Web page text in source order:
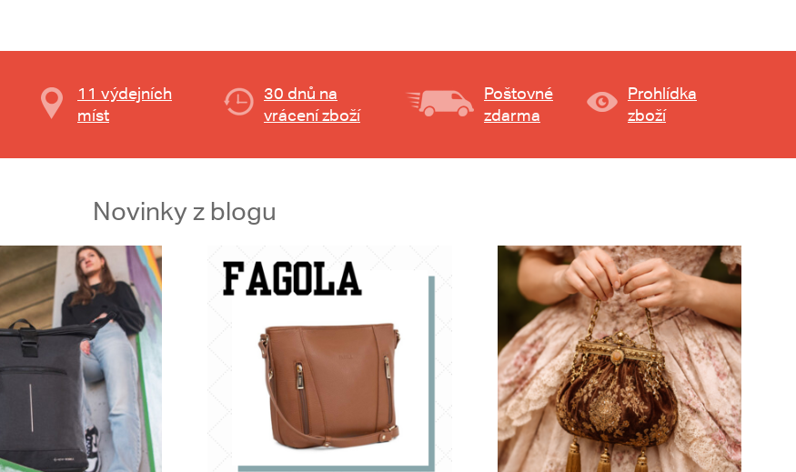
11 výdejních
míst
30 dnů na
vrácení zboží
Poštovné
zdarma
Prohlídka
zboží
Novinky z blogu